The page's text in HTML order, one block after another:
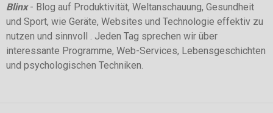
Blinx- Blog auf Produktivität, Weltanschauung, Gesundheit
und Sport, wie Geräte, Websites und Technologie effektiv zu
nutzen und sinnvoll . Jeden Tag sprechen wir über
interessante Programme, Web-Services, Lebensgeschichten
und psychologischen Techniken.